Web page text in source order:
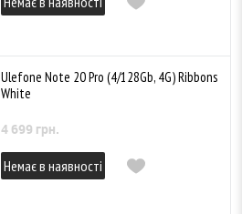
Ulefone Note 20 Pro (4/128Gb, 4G) Ribbons
White
4 699 грн.
Немає в наявності